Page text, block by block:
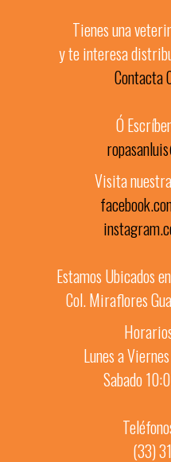
Tienes una
y te interesa
Contacta
Ó
Visita
Estamos Ubicados
Col. Miraflores
Lunes a
Sabado
(33)